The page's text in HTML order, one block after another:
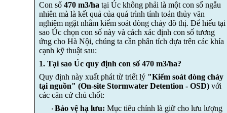
Con số 470 m3/ha tại Úc không phải là một con số ngẫu
nhiên mà là kết quả của quá trình tính toán thủy văn
nghiêm ngặt nhằm kiểm soát dòng chảy đô thị. Để hiểu tại
sao Úc chọn con số này và cách xác định con số tương
ứng cho Hà Nội, chúng ta cần phân tích dựa trên các khía
cạnh kỹ thuật sau:
1. Tại sao Úc quy định con số 470 m3/ha?
Quy định này xuất phát từ triết lý "Kiểm soát dòng chảy
tại nguồn" (On-site Stormwater Detention - OSD)với
các căn cứ chủ chốt:
· Bảo vệ hạ lưu: Mục tiêu chính là giữ cho lưu lượng